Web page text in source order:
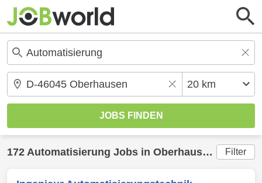
172 Automatisierung Jobs in Oberhausen (20 km)
Filter